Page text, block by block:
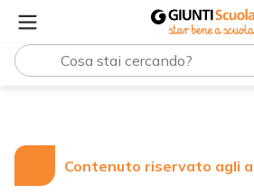
Contenuto riservato agli